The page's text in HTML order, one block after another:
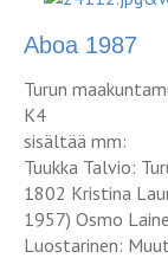
Aboa 1987
Turun
K4
sisältää mm:
Tuukka Talvio:
1802 Kristina
1957) Osmo
Luostarinen: